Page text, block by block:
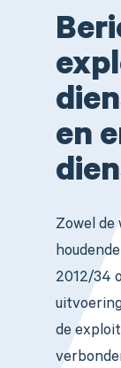
en
Zowel de
2012/34
de